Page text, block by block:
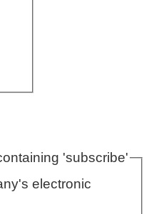
'subscribe'
electronic